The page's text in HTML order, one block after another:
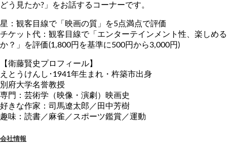
どう見たか?」をお話するコーナーです。
星：観客目線で「映画の質」を5点満点で評価
チケット代：観客目線で「エンターテインメント性、楽しめる
か？」を評価(1,800円を基準に500円から3,000円)
【衛藤賢史プロフィール】
えとうけんし･1941年生まれ・杵築市出身
別府大学名誉教授
専門：芸術学（映像・演劇）映画史
好きな作家：司馬遼太郎／田中芳樹
趣味：読書／麻雀／スポーツ鑑賞／運動
会社情報